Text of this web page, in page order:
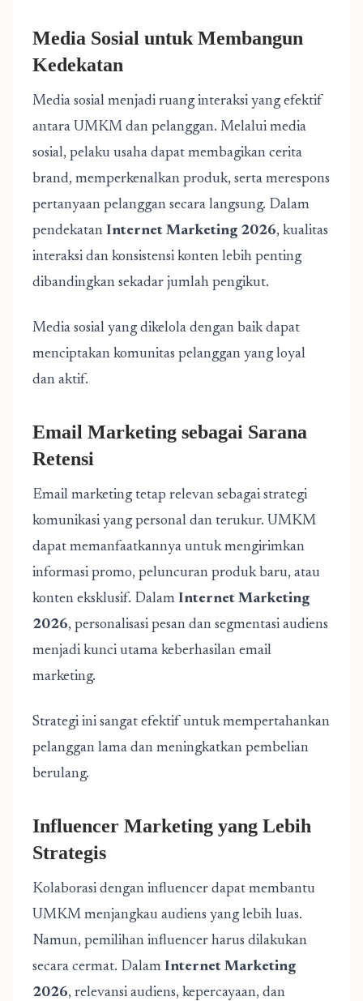
Media Sosial untuk Membangun
Kedekatan
Media sosial menjadi ruang interaksi yang efektif
antara UMKM dan pelanggan. Melalui media
sosial, pelaku usaha dapat membagikan cerita
brand, memperkenalkan produk, serta merespons
pertanyaan pelanggan secara langsung. Dalam
pendekatan Internet Marketing 2026, kualitas
interaksi dan konsistensi konten lebih penting
dibandingkan sekadar jumlah pengikut.
Media sosial yang dikelola dengan baik dapat
menciptakan komunitas pelanggan yang loyal
dan aktif.
Email Marketing sebagai Sarana
Retensi
Email marketing tetap relevan sebagai strategi
komunikasi yang personal dan terukur. UMKM
dapat memanfaatkannya untuk mengirimkan
informasi promo, peluncuran produk baru, atau
konten eksklusif. Dalam Internet Marketing
2026, personalisasi pesan dan segmentasi audiens
menjadi kunci utama keberhasilan email
marketing.
Strategi ini sangat efektif untuk mempertahankan
pelanggan lama dan meningkatkan pembelian
berulang.
Influencer Marketing yang Lebih
Strategis
Kolaborasi dengan influencer dapat membantu
UMKM menjangkau audiens yang lebih luas.
Namun, pemilihan influencer harus dilakukan
secara cermat. Dalam Internet Marketing
2026, relevansi audiens, kepercayaan, dan